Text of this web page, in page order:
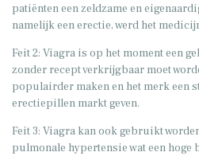
patiënten een zeldzame en
namelijk een erectie, werd het
Feit 2: Viagra is op het moment een
zonder recept verkrijgbaar moet
populairder maken en het merk een
erectiepillen markt geven.
Feit 3: Viagra kan ook gebruikt
pulmonale hypertensie wat een